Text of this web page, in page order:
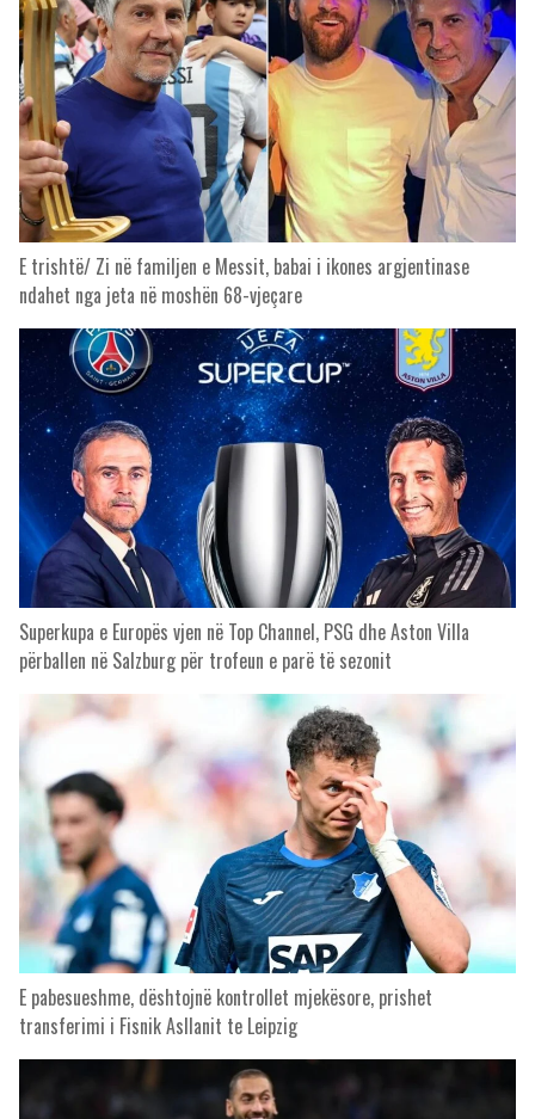
E trishtë/ Zi në familjen e Messit, babai i ikones argjentinase
ndahet nga jeta në moshën 68-vjeçare
Superkupa e Europës vjen në Top Channel, PSG dhe Aston Villa
përballen në Salzburg për trofeun e parë të sezonit
E pabesueshme, dështojnë kontrollet mjekësore, prishet
transferimi i Fisnik Asllanit te Leipzig